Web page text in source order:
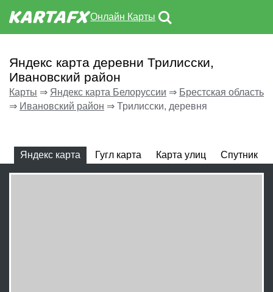
Онлайн Карты
Яндекс карта деревни Трилисски,
Ивановский район
Карты ⇒ Яндекс карта Белоруссии ⇒ Брестская область
⇒ Ивановский район ⇒ Трилисски, деревня
Яндекс карта Гугл карта Карта улиц Спутник